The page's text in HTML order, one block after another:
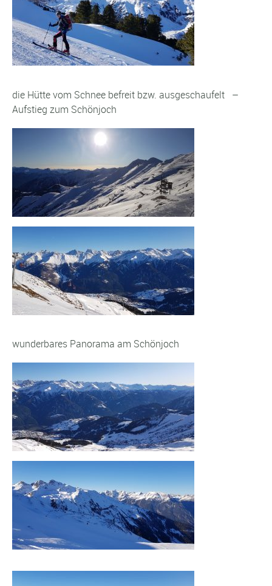
die Hütte vom Schnee befreit bzw. ausgeschaufelt –
Aufstieg zum Schönjoch
wunderbares Panorama am Schönjoch